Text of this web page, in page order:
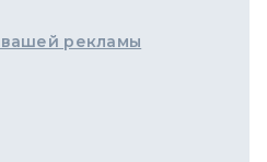
рекламы